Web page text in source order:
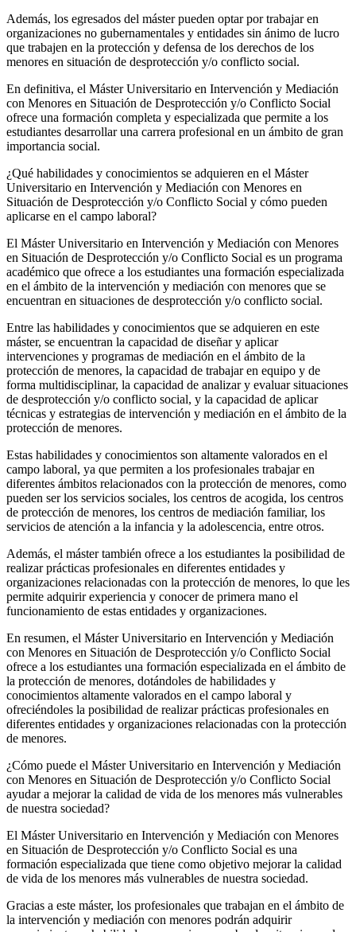
Además, los egresados del máster pueden optar por trabajar en
organizaciones no gubernamentales y entidades sin ánimo de lucro
que trabajen en la protección y defensa de los derechos de los
menores en situación de desprotección y/o conflicto social.
En definitiva, el Máster Universitario en Intervención y Mediación
con Menores en Situación de Desprotección y/o Conflicto Social
ofrece una formación completa y especializada que permite a los
estudiantes desarrollar una carrera profesional en un ámbito de gran
importancia social.
¿Qué habilidades y conocimientos se adquieren en el Máster
Universitario en Intervención y Mediación con Menores en
Situación de Desprotección y/o Conflicto Social y cómo pueden
aplicarse en el campo laboral?
El Máster Universitario en Intervención y Mediación con Menores
en Situación de Desprotección y/o Conflicto Social es un programa
académico que ofrece a los estudiantes una formación especializada
en el ámbito de la intervención y mediación con menores que se
encuentran en situaciones de desprotección y/o conflicto social.
Entre las habilidades y conocimientos que se adquieren en este
máster, se encuentran la capacidad de diseñar y aplicar
intervenciones y programas de mediación en el ámbito de la
protección de menores, la capacidad de trabajar en equipo y de
forma multidisciplinar, la capacidad de analizar y evaluar situaciones
de desprotección y/o conflicto social, y la capacidad de aplicar
técnicas y estrategias de intervención y mediación en el ámbito de la
protección de menores.
Estas habilidades y conocimientos son altamente valorados en el
campo laboral, ya que permiten a los profesionales trabajar en
diferentes ámbitos relacionados con la protección de menores, como
pueden ser los servicios sociales, los centros de acogida, los centros
de protección de menores, los centros de mediación familiar, los
servicios de atención a la infancia y la adolescencia, entre otros.
Además, el máster también ofrece a los estudiantes la posibilidad de
realizar prácticas profesionales en diferentes entidades y
organizaciones relacionadas con la protección de menores, lo que les
permite adquirir experiencia y conocer de primera mano el
funcionamiento de estas entidades y organizaciones.
En resumen, el Máster Universitario en Intervención y Mediación
con Menores en Situación de Desprotección y/o Conflicto Social
ofrece a los estudiantes una formación especializada en el ámbito de
la protección de menores, dotándoles de habilidades y
conocimientos altamente valorados en el campo laboral y
ofreciéndoles la posibilidad de realizar prácticas profesionales en
diferentes entidades y organizaciones relacionadas con la protección
de menores.
¿Cómo puede el Máster Universitario en Intervención y Mediación
con Menores en Situación de Desprotección y/o Conflicto Social
ayudar a mejorar la calidad de vida de los menores más vulnerables
de nuestra sociedad?
El Máster Universitario en Intervención y Mediación con Menores
en Situación de Desprotección y/o Conflicto Social es una
formación especializada que tiene como objetivo mejorar la calidad
de vida de los menores más vulnerables de nuestra sociedad.
Gracias a este máster, los profesionales que trabajan en el ámbito de
la intervención y mediación con menores podrán adquirir